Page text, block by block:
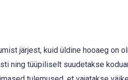
järjest, kuid üldine hooaeg on
ning tüüpiliselt suudetakse